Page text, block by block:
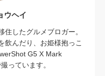
ウヘイ
したグルメブロガー。
飲んだり、お姫様抱っこ
G5 X Mark
っています。